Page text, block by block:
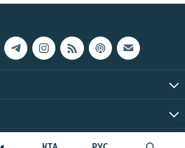
© Крим.Реалії, 2026 | Усі права застережено.